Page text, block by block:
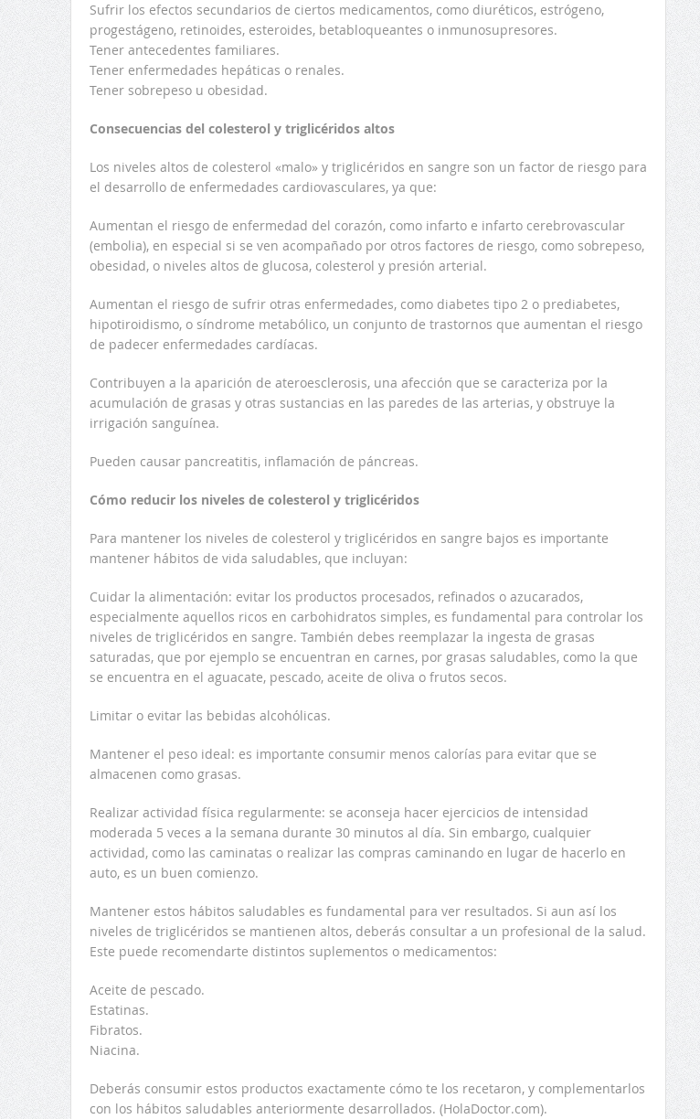
Sufrir los efectos secundarios de ciertos medicamentos, como diuréticos, estrógeno,
progestágeno, retinoides, esteroides, betabloqueantes o inmunosupresores.
Tener antecedentes familiares.
Tener enfermedades hepáticas o renales.
Tener sobrepeso u obesidad.
Consecuencias del colesterol y triglicéridos altos
Los niveles altos de colesterol «malo» y triglicéridos en sangre son un factor de riesgo para
el desarrollo de enfermedades cardiovasculares, ya que:
Aumentan el riesgo de enfermedad del corazón, como infarto e infarto cerebrovascular
(embolia), en especial si se ven acompañado por otros factores de riesgo, como sobrepeso,
obesidad, o niveles altos de glucosa, colesterol y presión arterial.
Aumentan el riesgo de sufrir otras enfermedades, como diabetes tipo 2 o prediabetes,
hipotiroidismo, o síndrome metabólico, un conjunto de trastornos que aumentan el riesgo
de padecer enfermedades cardíacas.
Contribuyen a la aparición de ateroesclerosis, una afección que se caracteriza por la
acumulación de grasas y otras sustancias en las paredes de las arterias, y obstruye la
irrigación sanguínea.
Pueden causar pancreatitis, inflamación de páncreas.
Cómo reducir los niveles de colesterol y triglicéridos
Para mantener los niveles de colesterol y triglicéridos en sangre bajos es importante
mantener hábitos de vida saludables, que incluyan:
Cuidar la alimentación: evitar los productos procesados, refinados o azucarados,
especialmente aquellos ricos en carbohidratos simples, es fundamental para controlar los
niveles de triglicéridos en sangre. También debes reemplazar la ingesta de grasas
saturadas, que por ejemplo se encuentran en carnes, por grasas saludables, como la que
se encuentra en el aguacate, pescado, aceite de oliva o frutos secos.
Limitar o evitar las bebidas alcohólicas.
Mantener el peso ideal: es importante consumir menos calorías para evitar que se
almacenen como grasas.
Realizar actividad física regularmente: se aconseja hacer ejercicios de intensidad
moderada 5 veces a la semana durante 30 minutos al día. Sin embargo, cualquier
actividad, como las caminatas o realizar las compras caminando en lugar de hacerlo en
auto, es un buen comienzo.
Mantener estos hábitos saludables es fundamental para ver resultados. Si aun así los
niveles de triglicéridos se mantienen altos, deberás consultar a un profesional de la salud.
Este puede recomendarte distintos suplementos o medicamentos:
Aceite de pescado.
Estatinas.
Fibratos.
Niacina.
Deberás consumir estos productos exactamente cómo te los recetaron, y complementarlos
con los hábitos saludables anteriormente desarrollados. (HolaDoctor.com).